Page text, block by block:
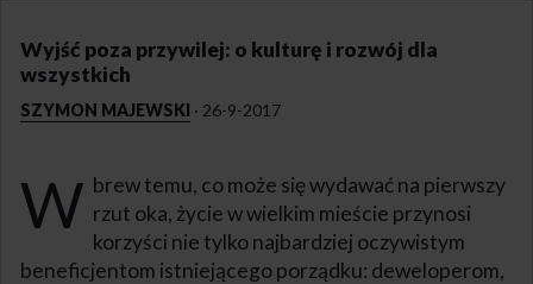
Wyjść poza przywilej: o kulturę i rozwój dla
wszystkich
SZYMON MAJEWSKI · 26-9-2017
W brew temu, co może się wydawać na pierwszy
rzut oka, życie w wielkim mieście przynosi
korzyści nie tylko najbardziej oczywistym
beneficjentom istniejącego porządku: deweloperom,